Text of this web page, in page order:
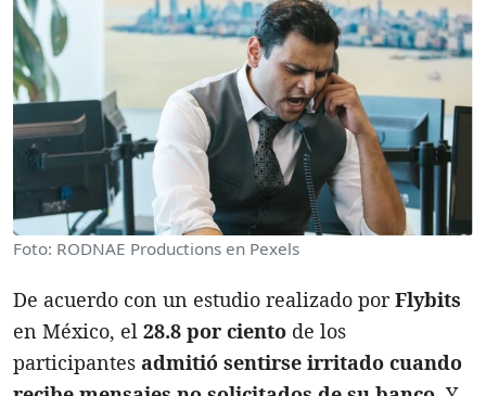
Foto: RODNAE Productions en Pexels
De acuerdo con un estudio realizado porFlybits
en México, el 28.8 por ciento de los
participantes admitió sentirse irritado cuando